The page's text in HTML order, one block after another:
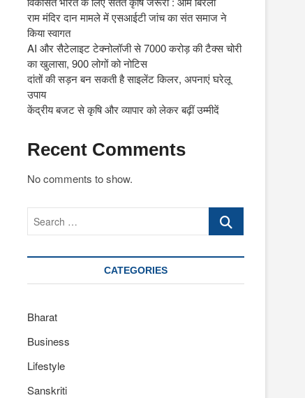
राम मंदिर दान मामले में एसआईटी जांच का संत समाज ने
किया स्वागत
AI और सैटेलाइट टेक्नोलॉजी से 7000 करोड़ की टैक्स चोरी
का खुलासा, 900 लोगों को नोटिस
दांतों की सड़न बन सकती है साइलेंट किलर, अपनाएं घरेलू
उपाय
केंद्रीय बजट से कृषि और व्यापार को लेकर बढ़ीं उम्मीदें
Recent Comments
No comments to show.
Search
CATEGORIES
Bharat
Business
Lifestyle
Sanskriti